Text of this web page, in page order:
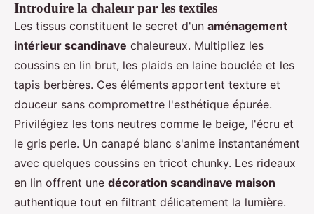
Introduire la chaleur par les textiles
Les tissus constituent le secret d'un aménagement
intérieur scandinave chaleureux. Multipliez les
coussins en lin brut, les plaids en laine bouclée et les
tapis berbères. Ces éléments apportent texture et
douceur sans compromettre l'esthétique épurée.
Privilégiez les tons neutres comme le beige, l'écru et
le gris perle. Un canapé blanc s'anime instantanément
avec quelques coussins en tricot chunky. Les rideaux
en lin offrent une décoration scandinave maison
authentique tout en filtrant délicatement la lumière.